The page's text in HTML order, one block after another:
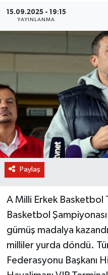
15.09.2025 - 19:15
YAYINLANMA
Paylaş
A Milli Erkek Basketbol
Basketbol
gümüş madalya
milliler yurda döndü.
Federasyonu Başkanı
BİLİM VE TEKNOLOJİ